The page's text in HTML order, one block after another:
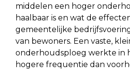
middelen een hoger
haalbaar is en wat de
gemeentelijke
van bewoners. Een vaste,
onderhoudsploeg werkte in
hogere frequentie dan